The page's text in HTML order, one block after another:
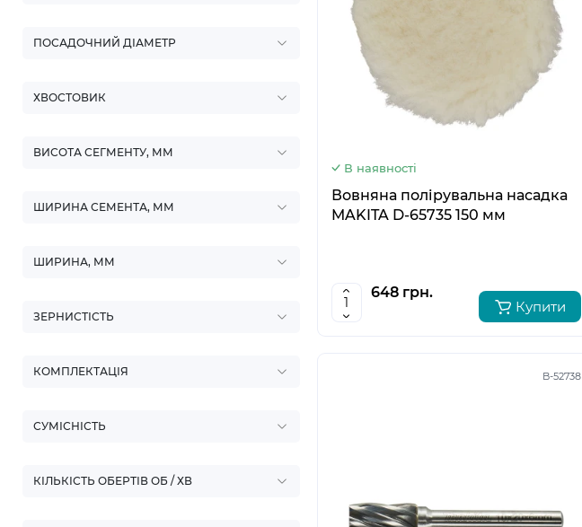
ПОСАДОЧНИЙ ДІАМЕТР
ХВОСТОВИК
ВИСОТА СЕГМЕНТУ, ММ
ШИРИНА СЕМЕНТА, ММ
ШИРИНА, ММ
ЗЕРНИСТІСТЬ
КОМПЛЕКТАЦІЯ
СУМІСНІСТЬ
КІЛЬКІСТЬ ОБЕРТІВ ОБ / ХВ
В наявності
Вовняна полірувальна насадка
MAKITA D-65735 150 мм
648 грн.
Купити
B-52738